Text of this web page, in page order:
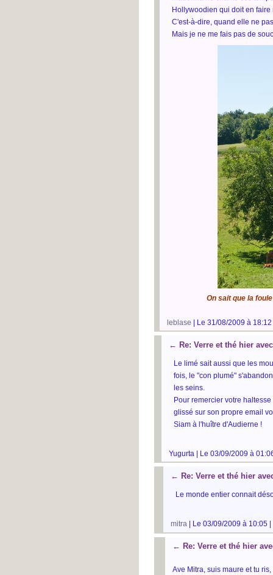
Hollywoodien qui doit en
C'est-à-dire, quand elle ne
Mais je ne me fais pas de
On sait que la
leblase | Le 31/08/2009 à
← Re: Verre et thé hier
Le limé sait aussi que les
fois, le "con plumé"
les seins.
Pour remercier votre
glissé sur son propre email
Siam à l'huître d'Audierne !
Yugurta | Le 03/09/2009 à
← Re: Verre et thé hier
Le monde entier connait
mitra | Le 03/09/2009 à 10:05 |
← Re: Verre et thé hier
Ave Mitra, suis maure et tu